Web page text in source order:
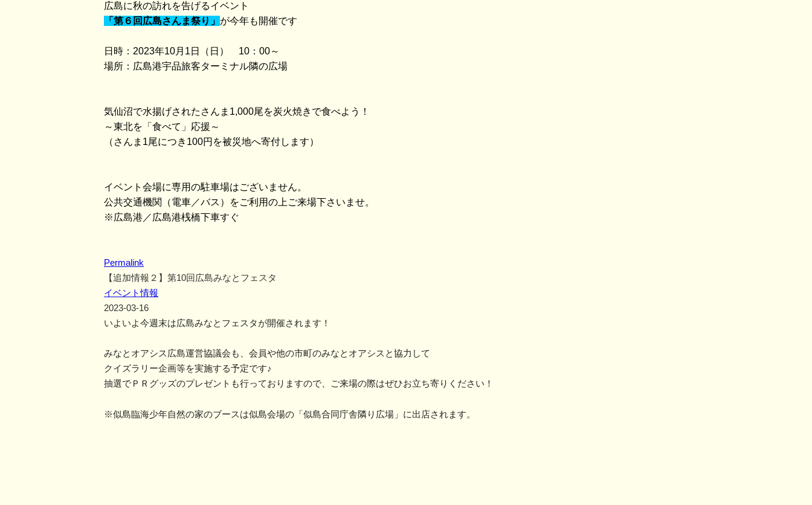
広島に秋の訪れを告げるイベント
「第６回広島さんま祭り」 が今年も開催です
日時：2023年10月1日（日） 10：00～
場所：広島港宇品旅客ターミナル隣の広場
気仙沼で水揚げされたさんま1,000尾を炭火焼きで食べよう！
～東北を「食べて」応援～
（さんま1尾につき100円を被災地へ寄付します）
イベント会場に専用の駐車場はございません。
公共交通機関（電車／バス）をご利用の上ご来場下さいませ。
※広島港／広島港桟橋下車すぐ
Permalink
【追加情報２】第10回広島みなとフェスタ
イベント情報
2023-03-16
いよいよ今週末は広島みなとフェスタが開催されます！
みなとオアシス広島運営協議会も、会員や他の市町のみなとオアシス と協力して
クイズラリー企画等を実施する予定です♪
抽選でＰＲグッズのプレゼントも行っておりますので、
ご来場の際はぜひお立ち寄りください！
※似島臨海少年自然の家のブースは似島会場の「 似島合同庁舎隣り広場」に出店されます。